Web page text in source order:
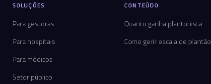
SOLUÇÕES
Para gestoras
Para hospitais
Para médicos
Setor público
CONTEÚDO
Quanto ganha plantonista
Como gerir escala de plantão